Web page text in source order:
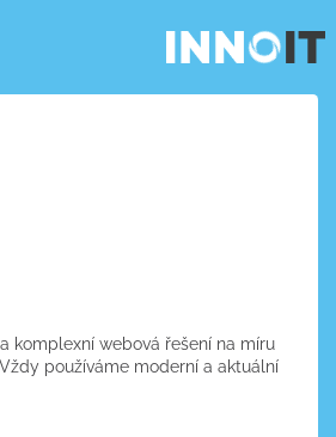
komplexní webová řešení na míru
používáme moderní a aktuální